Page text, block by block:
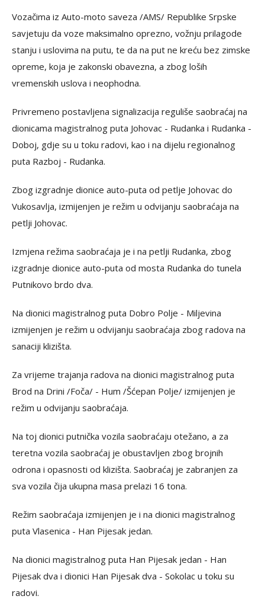
Vozačima iz Auto-moto saveza /AMS/ Republike Srpske
savjetuju da voze maksimalno oprezno, vožnju prilagode
stanju i uslovima na putu, te da na put ne kreću bez zimske
opreme, koja je zakonski obavezna, a zbog loših
vremenskih uslova i neophodna.
Privremeno postavljena signalizacija reguliše saobraćaj na
dionicama magistralnog puta Johovac - Rudanka i Rudanka -
Doboj, gdje su u toku radovi, kao i na dijelu regionalnog
puta Razboj - Rudanka.
Zbog izgradnje dionice auto-puta od petlje Johovac do
Vukosavlja, izmijenjen je režim u odvijanju saobraćaja na
petlji Johovac.
Izmjena režima saobraćaja je i na petlji Rudanka, zbog
izgradnje dionice auto-puta od mosta Rudanka do tunela
Putnikovo brdo dva.
Na dionici magistralnog puta Dobro Polje - Miljevina
izmijenjen je režim u odvijanju saobraćaja zbog radova na
sanaciji klizišta.
Za vrijeme trajanja radova na dionici magistralnog puta
Brod na Drini /Foča/ - Hum /Šćepan Polje/ izmijenjen je
režim u odvijanju saobraćaja.
Na toj dionici putnička vozila saobraćaju otežano, a za
teretna vozila saobraćaj je obustavljen zbog brojnih
odrona i opasnosti od klizišta. Saobraćaj je zabranjen za
sva vozila čija ukupna masa prelazi 16 tona.
Režim saobraćaja izmijenjen je i na dionici magistralnog
puta Vlasenica - Han Pijesak jedan.
Na dionici magistralnog puta Han Pijesak jedan - Han
Pijesak dva i dionici Han Pijesak dva - Sokolac u toku su
radovi.